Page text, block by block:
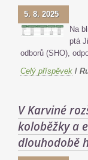
5. 8. 2025
Na
ptá
odborů (SHO),
Celý příspěvek /
V Karviné
koloběžky a
dlouhodobě